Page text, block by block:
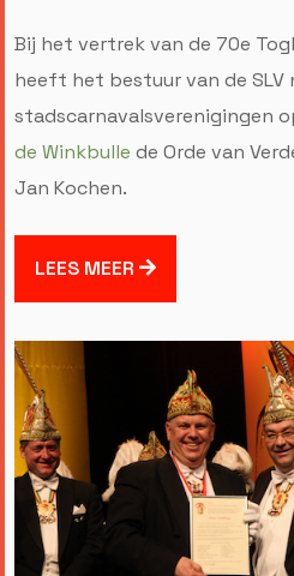
Bij het vertrek van de 70e
heeft het bestuur van de SLV
stadscarnavalsverenigingen
de Winkbulle de Orde van
Jan Kochen.
LEES MEER